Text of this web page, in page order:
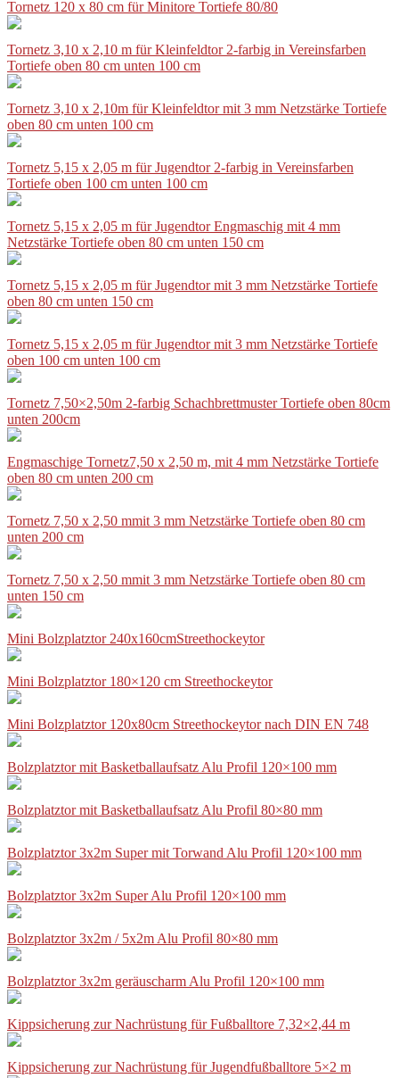
Tornetz 120 x 80 cm für Minitore Tortiefe 80/80
Tornetz 3,10 x 2,10 m für Kleinfeldtor 2-farbig in Vereinsfarben
Tortiefe oben 80 cm unten 100 cm
Tornetz 3,10 x 2,10m für Kleinfeldtor mit 3 mm Netzstärke Tortiefe
oben 80 cm unten 100 cm
Tornetz 5,15 x 2,05 m für Jugendtor 2-farbig in Vereinsfarben
Tortiefe oben 100 cm unten 100 cm
Tornetz 5,15 x 2,05 m für Jugendtor Engmaschig mit 4 mm
Netzstärke Tortiefe oben 80 cm unten 150 cm
Tornetz 5,15 x 2,05 m für Jugendtor mit 3 mm Netzstärke Tortiefe
oben 80 cm unten 150 cm
Tornetz 5,15 x 2,05 m für Jugendtor mit 3 mm Netzstärke Tortiefe
oben 100 cm unten 100 cm
Tornetz 7,50×2,50m 2-farbig Schachbrettmuster Tortiefe oben 80cm
unten 200cm
Engmaschige Tornetz7,50 x 2,50 m, mit 4 mm Netzstärke Tortiefe
oben 80 cm unten 200 cm
Tornetz 7,50 x 2,50 mmit 3 mm Netzstärke Tortiefe oben 80 cm
unten 200 cm
Tornetz 7,50 x 2,50 mmit 3 mm Netzstärke Tortiefe oben 80 cm
unten 150 cm
Mini Bolzplatztor 240x160cmStreethockeytor
Mini Bolzplatztor 180×120 cm Streethockeytor
Mini Bolzplatztor 120x80cm Streethockeytor nach DIN EN 748
Bolzplatztor mit Basketballaufsatz Alu Profil 120×100 mm
Bolzplatztor mit Basketballaufsatz Alu Profil 80×80 mm
Bolzplatztor 3x2m Super mit Torwand Alu Profil 120×100 mm
Bolzplatztor 3x2m Super Alu Profil 120×100 mm
Bolzplatztor 3x2m / 5x2m Alu Profil 80×80 mm
Bolzplatztor 3x2m geräuscharm Alu Profil 120×100 mm
Kippsicherung zur Nachrüstung für Fußballtore 7,32×2,44 m
Kippsicherung zur Nachrüstung für Jugendfußballtore 5×2 m